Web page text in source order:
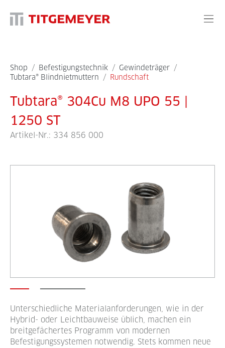
Shop / Befestigungstechnik / Gewindeträger /
Tubtara® Blindnietmuttern / Rundschaft
Tubtara® 304Cu M8 UPO 55 |
1250 ST
Artikel-Nr.: 334 856 000
Unterschiedliche Materialanforderungen, wie in der
Hybrid- oder Leichtbauweise üblich, machen ein
breitgefächertes Programm von modernen
Befestigungssystemen notwendig. Stets kommen neue